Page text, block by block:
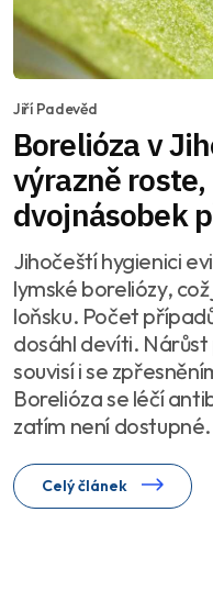
Jiří Padevěd
Borelióza v
výrazně
dvojnásobek
Jihočeští hygienici
lymské boreliózy,
loňsku. Počet
dosáhl devíti.
souvisí i se
Borelióza se léčí
zatím není dostupné.
Celý článek